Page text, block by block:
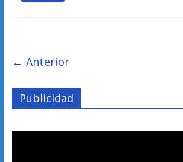
← Anterior
Publicidad